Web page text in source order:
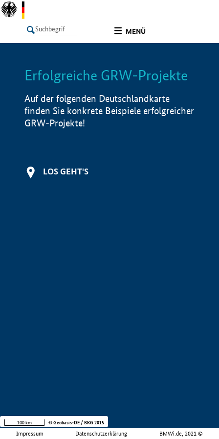
MENÜ
LISTE Info
Erfolgreiche GRW-Projekte
Auf der folgenden Deutschlandkarte
finden Sie konkrete Beispiele erfolgreicher
GRW-Projekte!
LOS GEHT'S
Impressum Datenschutzerklärung BMWi.de, 2021 ©
100 km © Geobasis-DE / BKG 2015